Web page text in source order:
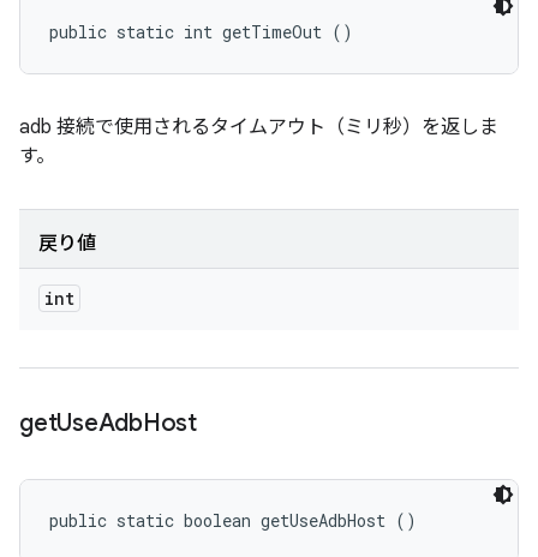
public static int getTimeOut ()
adb 接続で使用されるタイムアウト（ミリ秒）を返しま
す。
戻り値
int
getUseAdbHost
public static boolean getUseAdbHost ()